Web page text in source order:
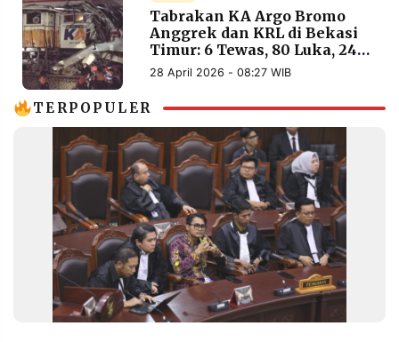
KAMI
RESOLUSI
MEDIA
PRAMUDITA
Resolusi.co
Tabrakan KA Argo Bromo
Anggrek dan KRL di Bekasi
Timur: 6 Tewas, 80 Luka, 240
Penumpang Selamat
28 April 2026 - 08:27 WIB
TERPOPULER